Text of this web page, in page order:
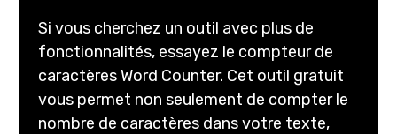
Si vous cherchez un outil avec plus de
fonctionnalités, essayez le compteur de
caractères Word Counter. Cet outil gratuit
vous permet non seulement de compter le
nombre de caractères dans votre texte,